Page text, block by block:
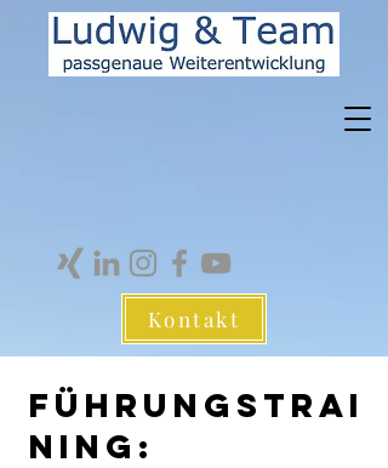
Kontakt
Führungstrai
ning: